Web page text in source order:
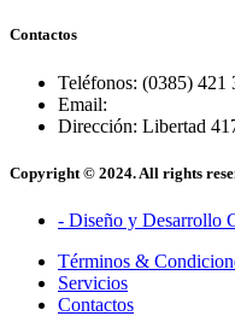
Contactos
Teléfonos: (0385) 421
Email:
Dirección: Libertad
Copyright © 2024. All rights
- Diseño y Desarrollo
Términos &
Servicios
Contactos